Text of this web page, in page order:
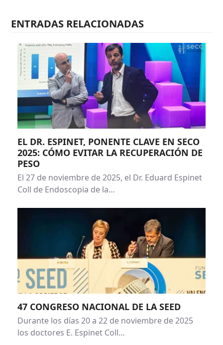
ENTRADAS RELACIONADAS
EL DR. ESPINET, PONENTE CLAVE EN SECO
2025: CÓMO EVITAR LA RECUPERACIÓN DE
PESO
El 27 de noviembre de 2025, el Dr. Eduard Espinet
Coll de Endoscopia de la…
47 CONGRESO NACIONAL DE LA SEED
Durante los días 20 a 22 de noviembre de 2025
los doctores E. Espinet Coll…